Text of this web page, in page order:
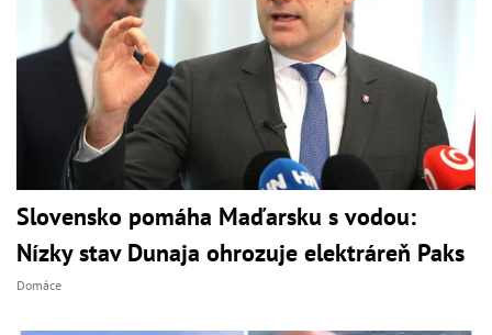
Slovensko pomáha Maďarsku s vodou:
Nízky stav Dunaja ohrozuje elektráreň Paks
Domáce